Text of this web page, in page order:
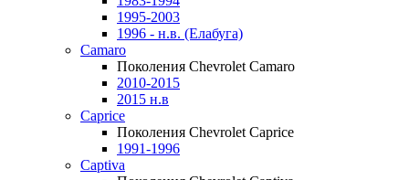
1995-2003
1996 - н.в. (Елабуга)
Camaro
Поколения Chevrolet Camaro
2010-2015
2015 н.в
Caprice
Поколения Chevrolet Caprice
1991-1996
Captiva